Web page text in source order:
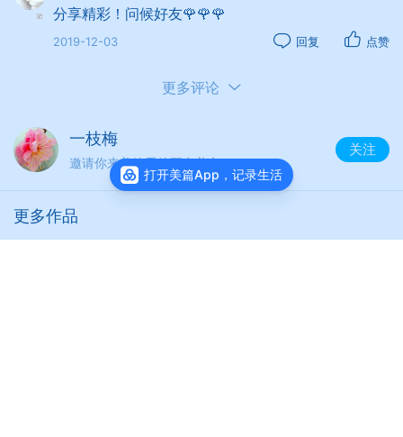
分享精彩！问候好友🌹🌹🌹
2019-12-03 回复 点赞
更多评论
一枝梅
邀请你来美篇看他更多美文
关注
更多作品
打开美篇App，记录生活